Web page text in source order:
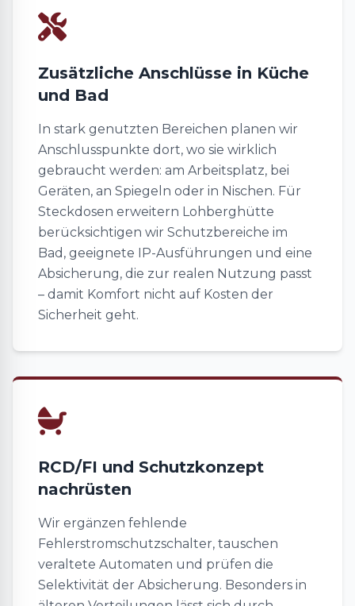
Zusätzliche Anschlüsse in Küche
und Bad
In stark genutzten Bereichen planen wir
Anschlusspunkte dort, wo sie wirklich
gebraucht werden: am Arbeitsplatz, bei
Geräten, an Spiegeln oder in Nischen. Für
Steckdosen erweitern Lohberghütte
berücksichtigen wir Schutzbereiche im
Bad, geeignete IP-Ausführungen und eine
Absicherung, die zur realen Nutzung passt
– damit Komfort nicht auf Kosten der
Sicherheit geht.
RCD/FI und Schutzkonzept
nachrüsten
Wir ergänzen fehlende
Fehlerstromschutzschalter, tauschen
veraltete Automaten und prüfen die
Selektivität der Absicherung. Besonders in